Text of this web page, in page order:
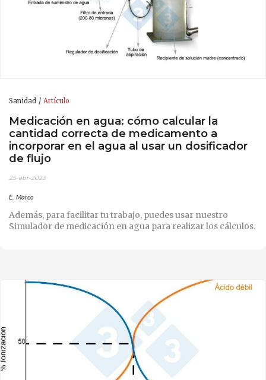
Sanidad Artículo
Medicación en agua: cómo calcular la
cantidad correcta de medicamento a
incorporar en el agua al usar un dosificador
de flujo
25-abr-2023
E. Marco
Además, para facilitar tu trabajo, puedes usar nuestro
Simulador de medicación en agua para realizar los cálculos.